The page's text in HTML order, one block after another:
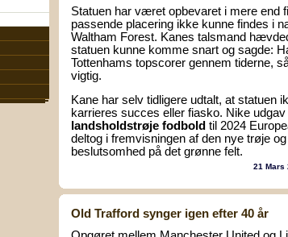
Statuen har været opbevaret i mere end
passende placering ikke kunne findes i
Waltham Forest. Kanes talsmand
statuen kunne komme snart og sagde:
Tottenhams topscorer gennem tiderne,
vigtig.
Kane har selv tidligere udtalt, at statuen
karrieres succes eller fiasko. Nike
landsholdstrøje fodbold til 2024
deltog i fremvisningen af den nye trøje
beslutsomhed på det grønne felt.
21 Mars
Old Trafford synger igen efter 40 år